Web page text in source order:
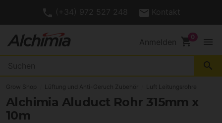
(+34) 972 527 248 Kontakt
Anmelden shopping_cart menu
search
Grow Shop Lüftung und Anti-Geruch Zubehör Luft Leitungsrohre
Alchimia Aluduct Rohr 315mm x
10m